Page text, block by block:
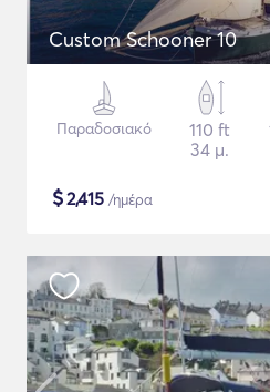
Custom Schooner 10
Παραδοσιακό
110 ft
34 μ.
$2,415 /ημέρα